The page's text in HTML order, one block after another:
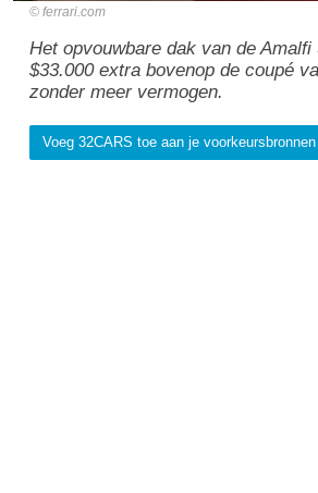
ferrari.com
Het opvouwbare dak van de
$33.000 extra bovenop de coupé
zonder meer vermogen.
Voeg 32CARS toe aan je